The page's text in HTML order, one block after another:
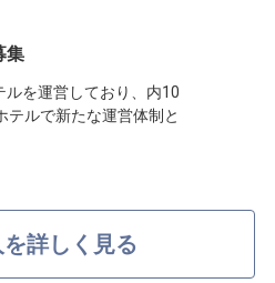
集
を運営しており、内10
テルで新たな運営体制と
詳しく見る